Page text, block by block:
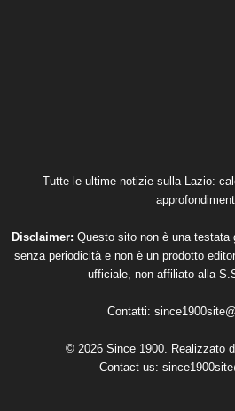
Tutte le ultime notizie sulla Lazio:
Disclaimer: Questo sito non è una testata
senza periodicità e non è un prodotto
ufficiale, non affiliato alla
Contatti:
© 2026 Since 1900. Realizzato
Contact us: